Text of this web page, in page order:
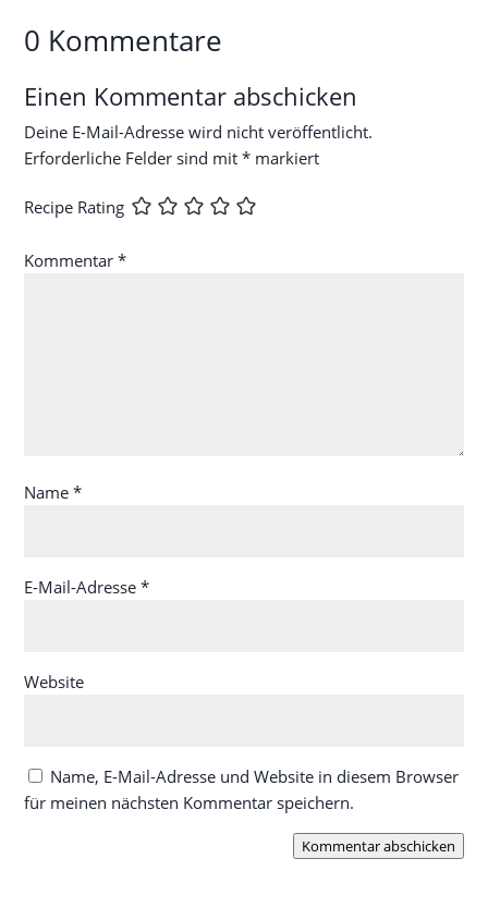
0 Kommentare
Einen Kommentar abschicken
Deine E-Mail-Adresse wird nicht veröffentlicht.
Erforderliche Felder sind mit* markiert
Recipe Rating
Kommentar*
Name*
E-Mail-Adresse*
Website
Name, E-Mail-Adresse und Website in diesem Browser
für meinen nächsten Kommentar speichern.
Kommentar abschicken